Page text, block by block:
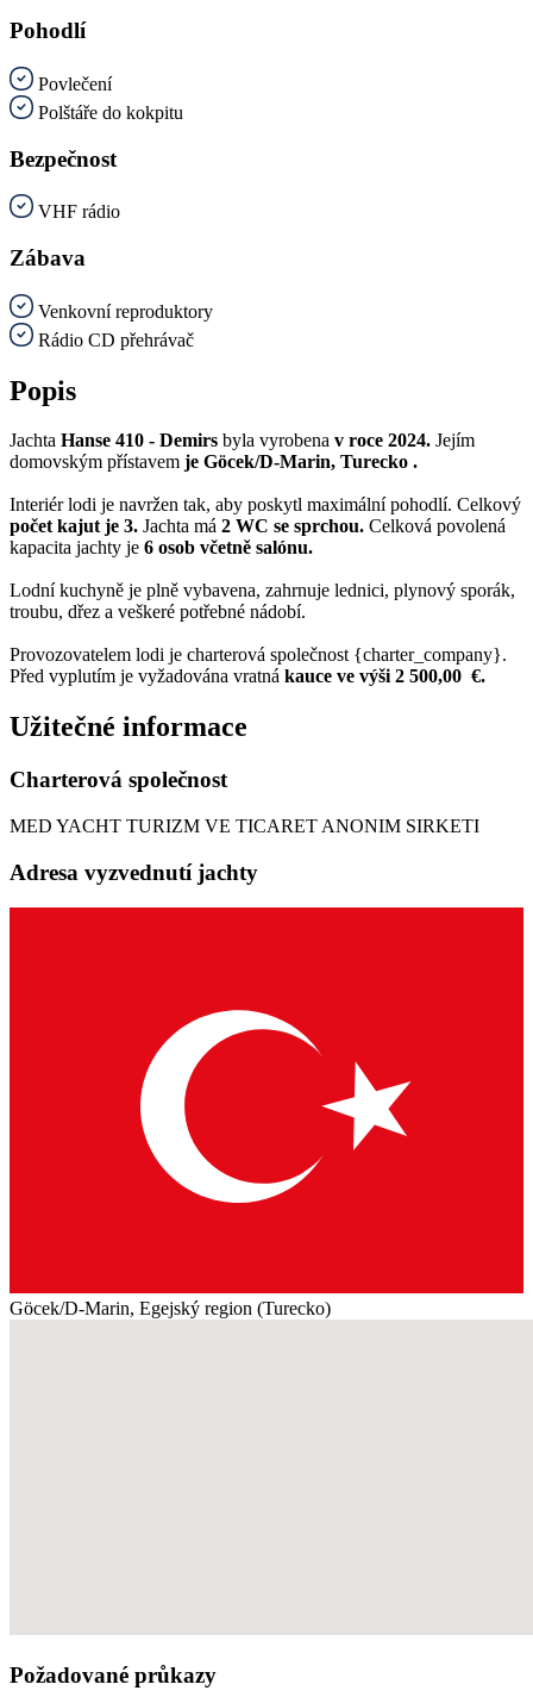
Pohodlí
Povlečení
Polštáře do kokpitu
Bezpečnost
VHF rádio
Zábava
Venkovní reproduktory
Rádio CD přehrávač
Popis
Jachta Hanse 410 - Demirs byla vyrobena v roce 2024. Jejím
domovským přístavem je Göcek/D-Marin, Turecko .
Interiér lodi je navržen tak, aby poskytl maximální pohodlí. Celkový
počet kajut je 3. Jachta má 2 WC se sprchou. Celková povolená
kapacita jachty je 6 osob včetně salónu.
Lodní kuchyně je plně vybavena, zahrnuje lednici, plynový sporák,
troubu, dřez a veškeré potřebné nádobí.
Provozovatelem lodi je charterová společnost {charter_company}.
Před vyplutím je vyžadována vratná kauce ve výši 2 500,00 €.
Užitečné informace
Charterová společnost
MED YACHT TURIZM VE TICARET ANONIM SIRKETI
Adresa vyzvednutí jachty
Göcek/D-Marin, Egejský region (Turecko)
Požadované průkazy